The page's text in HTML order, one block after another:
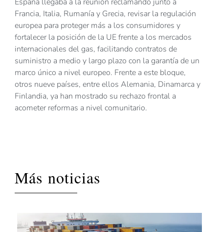
Francia, Italia, Rumanía y Grecia, revisar la regulación
europea para proteger más a los consumidores y
fortalecer la posición de la UE frente a los mercados
internacionales del gas, facilitando contratos de
suministro a medio y largo plazo con la garantía de un
marco único a nivel europeo. Frente a este bloque,
otros nueve países, entre ellos Alemania, Dinamarca y
Finlandia, ya han mostrado su rechazo frontal a
acometer reformas a nivel comunitario.
Más noticias